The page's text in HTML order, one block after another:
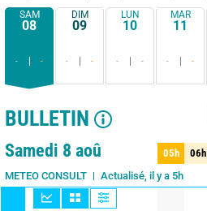
SAM
08
- -
DIM
09
- -
LUN
10
- -
MAR
11
- -
BULLETIN
1 jour 3 jours 7 jours 15 jours
Samedi 8 aoû
METEO CONSULT Actualisé, il y a 5h
05h 06h
05h 06h